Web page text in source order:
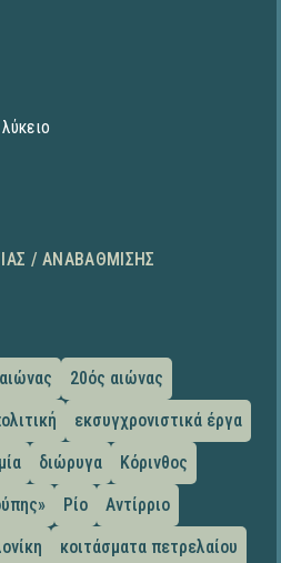
/ ΑΝΑΒΆΘΜΙΣΗΣ
20ός αιώνας
εκσυγχρονιστικά έργα
διώρυγα
Κόρινθος
Ρίο
Αντίρριο
κοιτάσματα πετρελαίου